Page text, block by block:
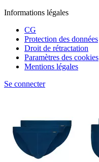
Informations légales
CG
Protection des données
Droit de rétractation
Paramètres des cookies
Mentions légales
Se connecter